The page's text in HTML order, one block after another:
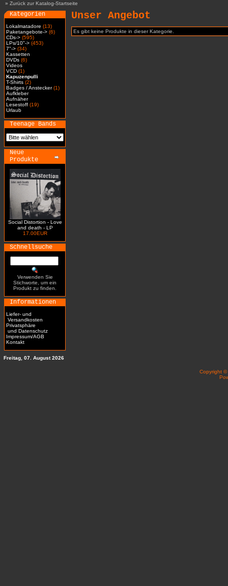
» Zurück zur Katalog-Startseite
Kategorien
Lokalmatadore (13)
Paketangebote-> (6)
CDs-> (595)
LPs/10"-> (453)
7"-> (34)
Kassetten
DVDs (6)
Videos
VCD (1)
Kapuzenpulli
T-Shirts (2)
Badges / Anstecker(1)
Aufkleber
Aufnäher
Lesestoff (19)
Urlaub
Teenage Bands
Neue
Produkte
Social Distortion - Love
and death - LP
17.00EUR
Schnellsuche
Verwenden Sie
Stichworte, um ein
Produkt zu finden.
Informationen
Liefer- und
Versandkosten
Privatsphäre
und Datenschutz
Impressum/AGB
Kontakt
Unser Angebot
Es gibt keine Produkte in dieser Kategorie.
Freitag, 07. August 2026
Copyright